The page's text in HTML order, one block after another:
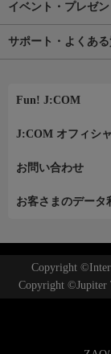
イベント・プレゼン
サポート・よくある
Fun! J:COM
J:COM オフィシ
お問い合わせ
お客さまのデータ
Copyright
Copyright ©Jupiter